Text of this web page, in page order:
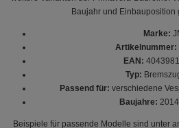
Baujahr und Einbauposition
Marke:
Artikelnummer:
EAN:
Typ:
Passend für: verschiedene
Baujahre:
Beispiele für passende Modelle sind unter